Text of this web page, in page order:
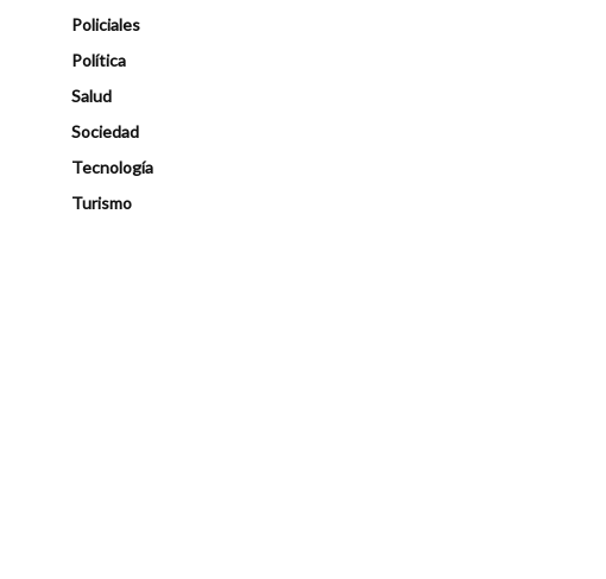
Policiales
Política
Salud
Sociedad
Tecnología
Turismo